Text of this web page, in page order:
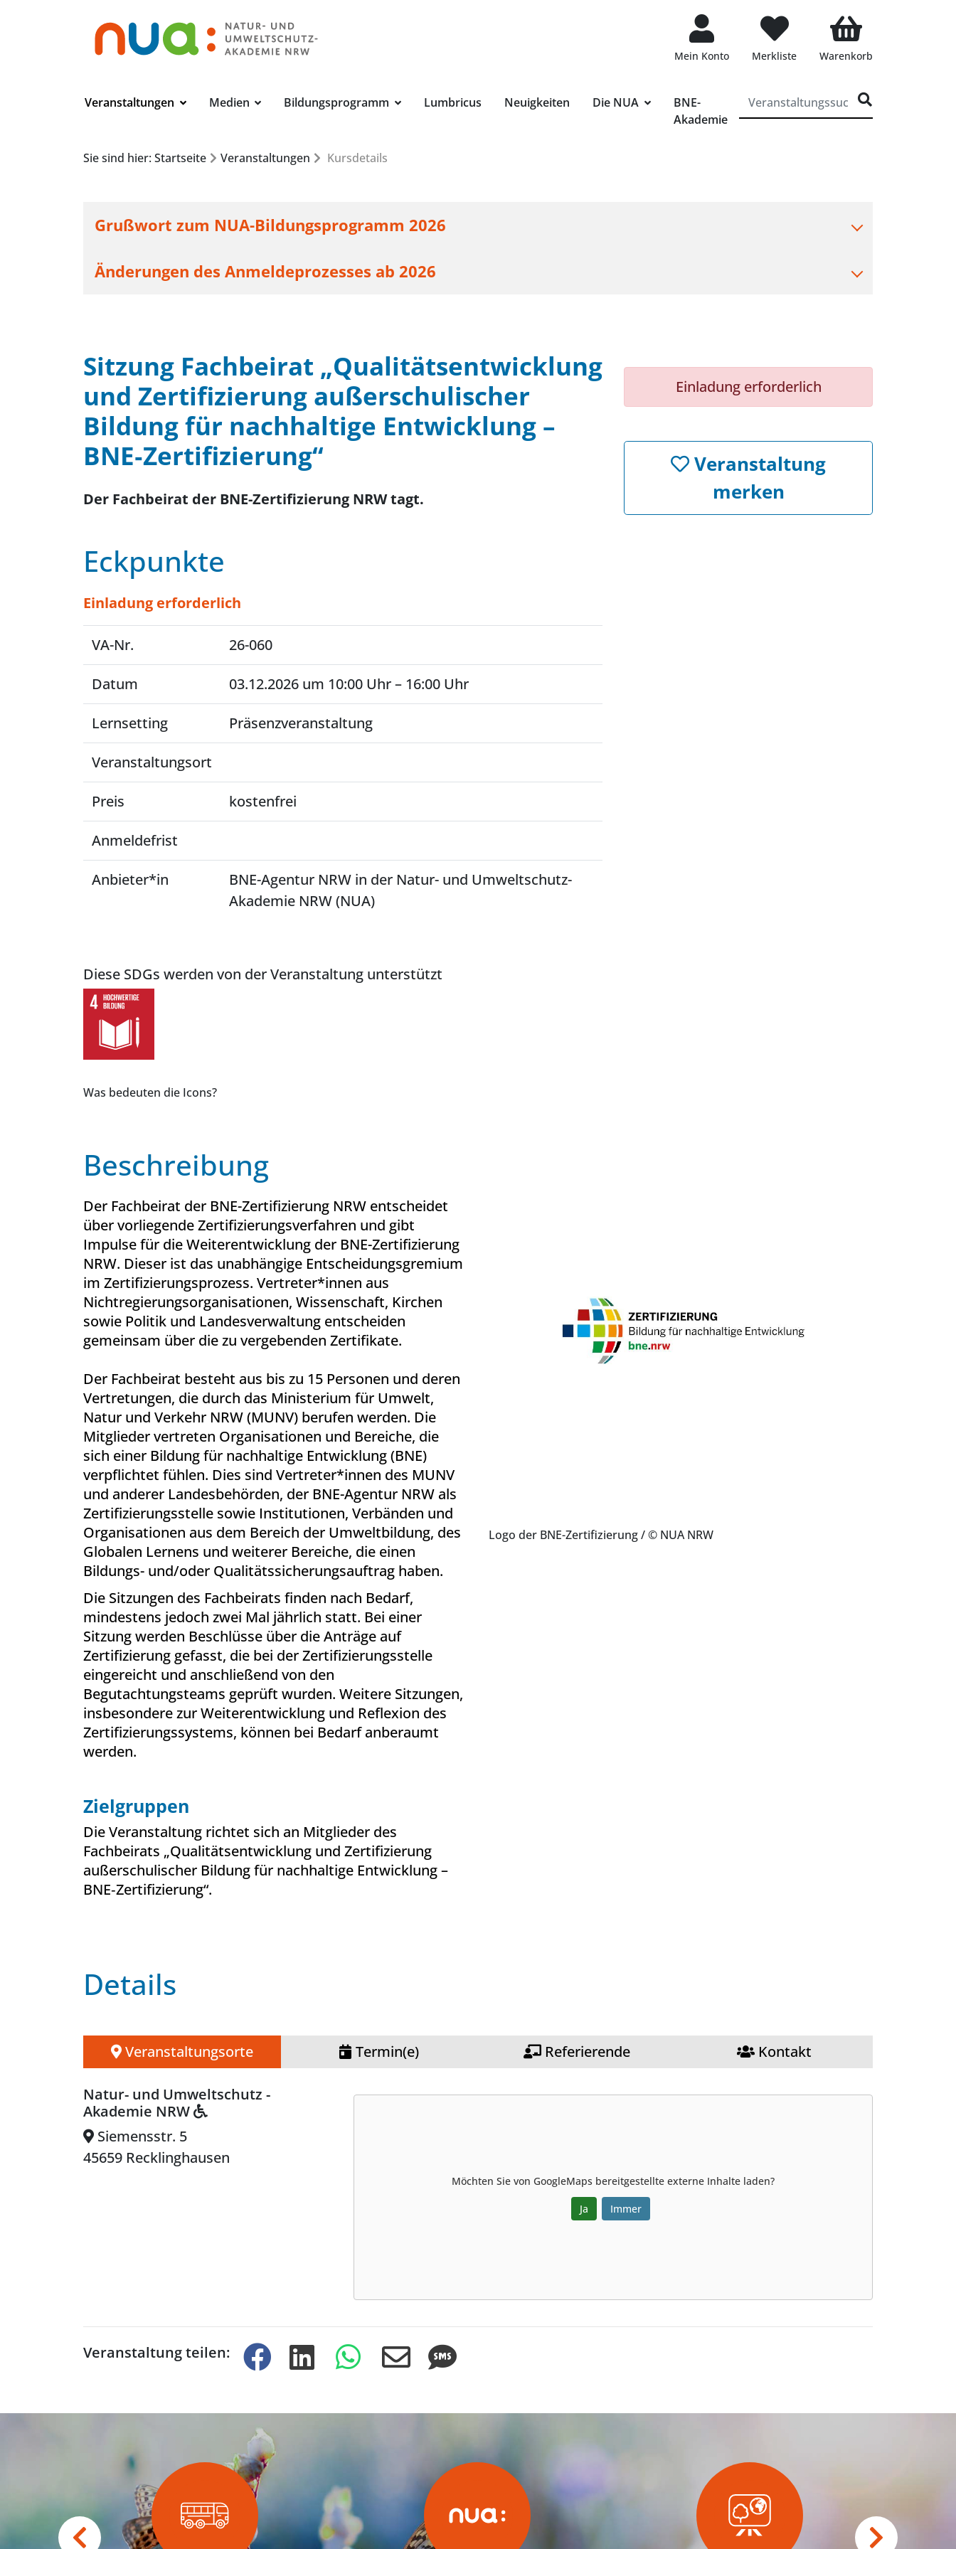
Mein Konto Merkliste Warenkorb
Veranstaltungen Medien Bildungsprogramm Lumbricus Neuigkeiten Die NUA
BNE-
Akademie
Sie sind hier: Startseite Veranstaltungen Kursdetails
Grußwort zum NUA-Bildungsprogramm 2026
Änderungen des Anmeldeprozesses ab 2026
Sitzung Fachbeirat „Qualitätsentwicklung
und Zertifizierung außerschulischer
Bildung für nachhaltige Entwicklung –
BNE‐Zertifizierung“
Der Fachbeirat der BNE-Zertifizierung NRW tagt.
Eckpunkte
Einladung erforderlich
VA-Nr. 26-060
Datum 03.12.2026 um 10:00 Uhr – 16:00 Uhr
Lernsetting Präsenzveranstaltung
Veranstaltungsort
Preis kostenfrei
Anmeldefrist
Anbieter*in
BNE-Agentur NRW in der Natur- und Umweltschutz-
Akademie NRW (NUA)
Diese SDGs werden von der Veranstaltung unterstützt
Was bedeuten die Icons?
Einladung erforderlich
Veranstaltung
merken
Beschreibung
Der Fachbeirat der BNE-Zertifizierung NRW entscheidet
über vorliegende Zertifizierungsverfahren und gibt
Impulse für die Weiterentwicklung der BNE-Zertifizierung
NRW. Dieser ist das unabhängige Entscheidungsgremium
im Zertifizierungsprozess. Vertreter*innen aus
Nichtregierungsorganisationen, Wissenschaft, Kirchen
sowie Politik und Landesverwaltung entscheiden
gemeinsam über die zu vergebenden Zertifikate.
Der Fachbeirat besteht aus bis zu 15 Personen und deren
Vertretungen, die durch das Ministerium für Umwelt,
Natur und Verkehr NRW (MUNV) berufen werden. Die
Mitglieder vertreten Organisationen und Bereiche, die
sich einer Bildung für nachhaltige Entwicklung (BNE)
verpflichtet fühlen. Dies sind Vertreter*innen des MUNV
und anderer Landesbehörden, der BNE-Agentur NRW als
Zertifizierungsstelle sowie Institutionen, Verbänden und
Organisationen aus dem Bereich der Umweltbildung, des
Globalen Lernens und weiterer Bereiche, die einen
Bildungs- und/oder Qualitätssicherungsauftrag haben.
Die Sitzungen des Fachbeirats finden nach Bedarf,
mindestens jedoch zwei Mal jährlich statt. Bei einer
Sitzung werden Beschlüsse über die Anträge auf
Zertifizierung gefasst, die bei der Zertifizierungsstelle
eingereicht und anschließend von den
Begutachtungsteams geprüft wurden. Weitere Sitzungen,
insbesondere zur Weiterentwicklung und Reflexion des
Zertifizierungssystems, können bei Bedarf anberaumt
werden.
Zielgruppen
Die Veranstaltung richtet sich an Mitglieder des
Fachbeirats „Qualitätsentwicklung und Zertifizierung
außerschulischer Bildung für nachhaltige Entwicklung –
BNE‐Zertifizierung“.
Logo der BNE-Zertifizierung/ © NUA NRW
Details
Veranstaltungsorte Termin(e) Referierende Kontakt
Natur- und Umweltschutz -
Akademie NRW
Siemensstr. 5
45659 Recklinghausen
Möchten Sie von GoogleMaps bereitgestellte externe Inhalte laden?
Ja Immer
Veranstaltung teilen: